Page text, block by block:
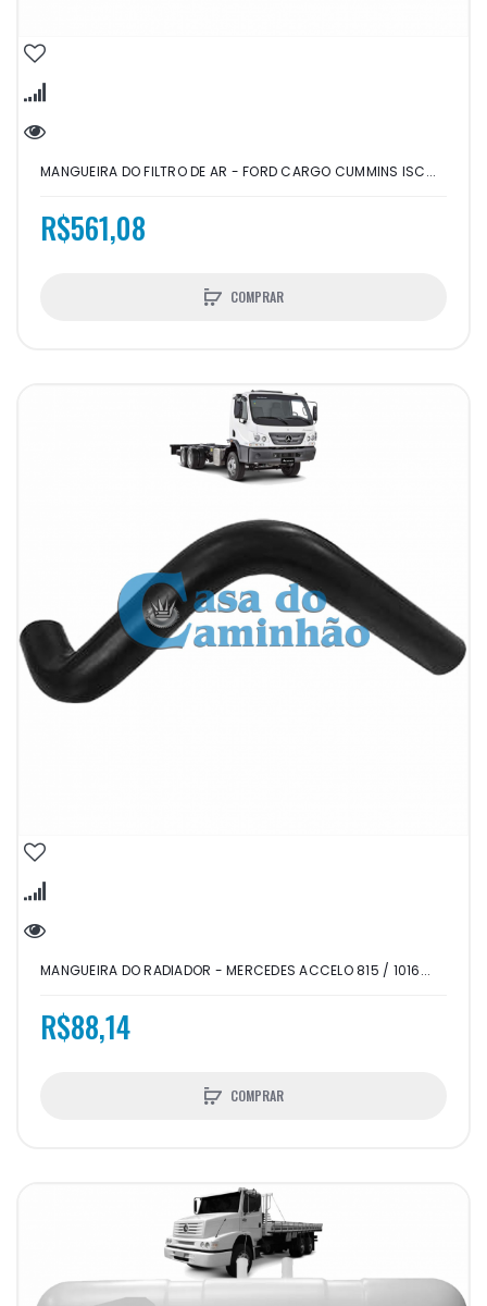
MANGUEIRA DO FILTRO DE AR - FORD CARGO CUMMINS ISC...
R$561,08
COMPRAR
MANGUEIRA DO RADIADOR - MERCEDES ACCELO 815 / 1016...
R$88,14
COMPRAR